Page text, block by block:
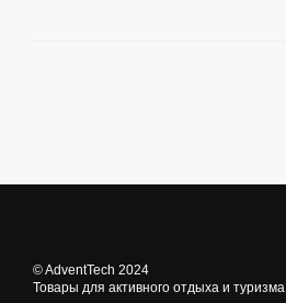
© AdventTech 2024
Товары для активного отдыха и туризма